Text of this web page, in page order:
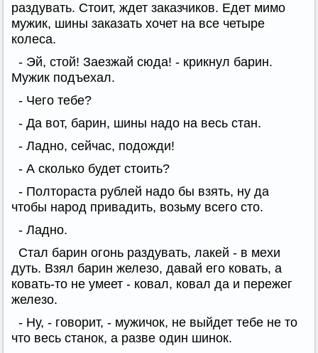
раздувать. Стоит, ждет заказчиков. Едет мимо
мужик, шины заказать хочет на все четыре
колеса.
- Эй, стой! Заезжай сюда! - крикнул барин.
Мужик подъехал.
- Чего тебе?
- Да вот, барин, шины надо на весь стан.
- Ладно, сейчас, подожди!
- А сколько будет стоить?
- Полтораста рублей надо бы взять, ну да
чтобы народ привадить, возьму всего сто.
- Ладно.
Стал барин огонь раздувать, лакей - в мехи
дуть. Взял барин железо, давай его ковать, а
ковать-то не умеет - ковал, ковал да и пережег
железо.
- Ну, - говорит, - мужичок, не выйдет тебе не то
что весь станок, а разве один шинок.